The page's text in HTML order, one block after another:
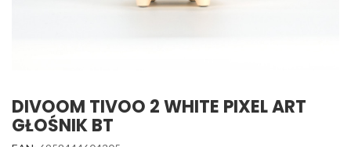
DIVOOM TIVOO 2 WHITE PIXEL ART
GŁOŚNIK BT